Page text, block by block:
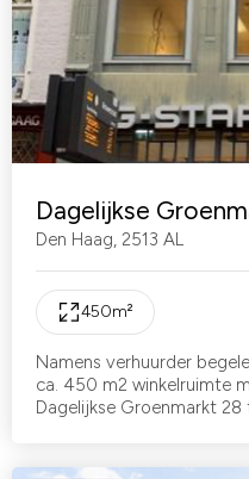
Dagelijkse
Den Haag, 2513 AL
450m²
Namens verhuurder
ca. 450 m2 winkelruimte
Dagelijkse Groenmarkt 28